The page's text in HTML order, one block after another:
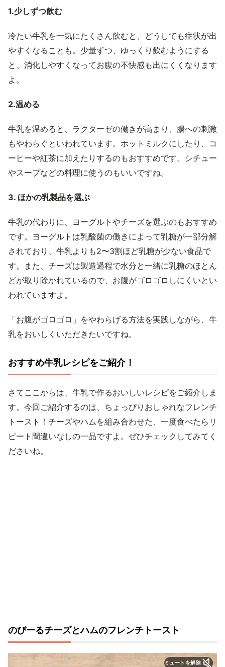
1.少しずつ飲む
冷たい牛乳を一気にたくさん飲むと、どうしても症状が出
やすくなることも。少量ずつ、ゆっくり飲むようにする
と、消化しやすくなってお腹の不快感も出にくくなります
よ。
2.温める
牛乳を温めると、ラクターゼの働きが高まり、腸への刺激
もやわらぐといわれています。ホットミルクにしたり、コ
ーヒーや紅茶に加えたりするのもおすすめです。シチュー
やスープなどの料理に使うのもいいですね。
3. ほかの乳製品を選ぶ
牛乳の代わりに、ヨーグルトやチーズを選ぶのもおすすめ
です。ヨーグルトは乳酸菌の働きによって乳糖が一部分解
されており、牛乳よりも2〜3割ほど乳糖が少ない食品で
す。また、チーズは製造過程で水分と一緒に乳糖のほとん
どが取り除かれているので、お腹がゴロゴロしにくいとい
われていますよ。
「お腹がゴロゴロ」をやわらげる方法を実践しながら、牛
乳をおいしくいただきたいですね。
おすすめ牛乳レシピをご紹介！
さてここからは、牛乳で作るおいしいレシピをご紹介しま
す。今回ご紹介するのは、ちょっぴりおしゃれなフレンチ
トースト！チーズやハムを組み合わせた、一度食べたらリ
ピート間違いなしの一品ですよ。ぜひチェックしてみてく
ださいね。
のびーるチーズとハムのフレンチトースト
ミュートを解除